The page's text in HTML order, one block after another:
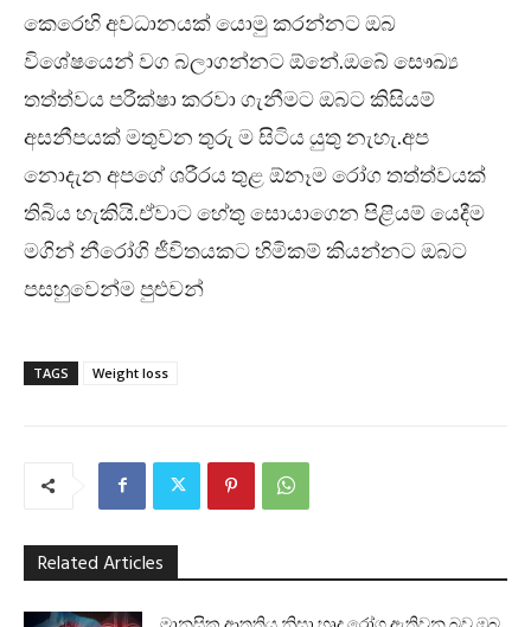
කෙරෙහි අවධානයක් යොමු කරන්නට ඔබ
විශේෂයෙන් වග බලාගන්නට ඕනේ.ඔබේ සෞඛ්‍ය
තත්ත්වය පරීක්ෂා කරවා ගැනීමට ඔබට කිසියම්
අසනීපයක් මතුවන තුරු ම සිටිය යුතු නැහැ.අප
නොදැන අපගේ ශරීරය තුළ ඕනෑම රෝග තත්ත්වයක්
තිබිය හැකියි.ඒවාට හේතු සොයාගෙන පිළියම් යෙදීම
මගින් නීරෝගි ජීවිතයකට හිමිකම් කියන්නට ඔබට
පසහුවෙන්ම පුළුවන්
TAGS Weight loss
Related Articles
මානසික ආතතිය නිසා හෘද රෝග ඇතිවන බව ඔබ